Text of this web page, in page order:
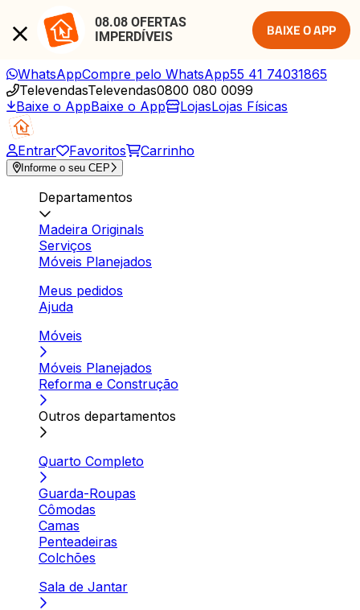
08.08 OFERTAS
IMPERDÍVEIS
BAIXE O APP
WhatsAppCompre pelo WhatsApp55 41 74031865
TelevendasTelevendas0800 080 0099
Baixe o AppBaixe o App LojasLojas Físicas
Entrar Favoritos Carrinho
Informe o seu CEP
Departamentos
Madeira Originals
Serviços
Móveis Planejados
Meus pedidos
Ajuda
Móveis
Móveis Planejados
Reforma e Construção
Outros departamentos
Quarto Completo
Guarda-Roupas
Cômodas
Camas
Penteadeiras
Colchões
Sala de Jantar